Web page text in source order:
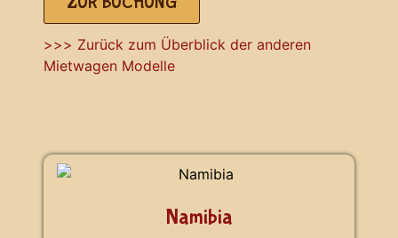
>>> Zurück zum Überblick der anderen
Mietwagen Modelle
Namibia